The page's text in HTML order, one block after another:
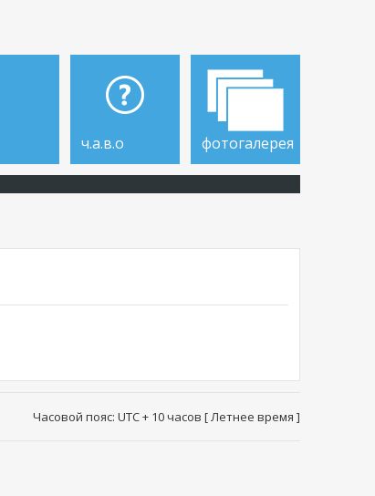
ч.а.в.о фотогалерея
Часовой пояс: UTC + 10 часов [ Летнее время ]